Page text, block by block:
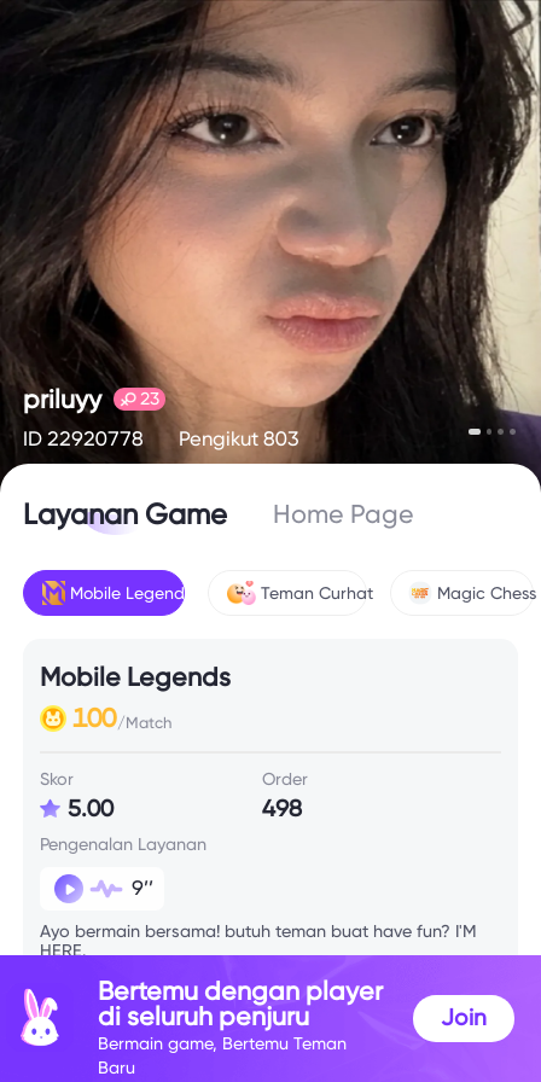
priluyy 23
ID 22920778 Pengikut 803
Layanan Game Home Page
Mobile Legends Teman Curhat Magic Chess
Mobile Legends
100/Match
Skor
5.00
Order
498
Pengenalan Layanan
9’’
Ayo bermain bersama! butuh teman buat have fun? I'M
HERE.
Info Skill
Bertemu dengan player
di seluruh penjuru
Bermain game, Bertemu Teman
Baru
Join